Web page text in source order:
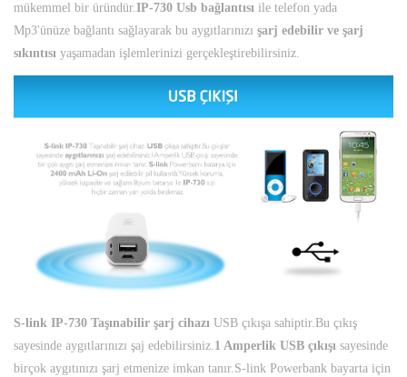
mükemmel bir üründür.IP-730 Usb bağlantısı ile telefon yada
Mp3'ünüze bağlantı sağlayarak bu aygıtlarınızı şarj edebilir ve şarj
sıkıntısı yaşamadan işlemlerinizi gerçekleştirebilirsiniz.
S-link IP-730 Taşınabilir şarj cihazı USB çıkışa sahiptir.Bu çıkış
sayesinde aygıtlarınızı şaj edebilirsiniz.1 Amperlik USB çıkışı sayesinde
birçok aygıtınızı şarj etmenize imkan tanır.S-link Powerbank bayarta için